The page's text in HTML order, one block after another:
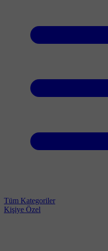
Tüm Kategoriler
Kişiye Özel